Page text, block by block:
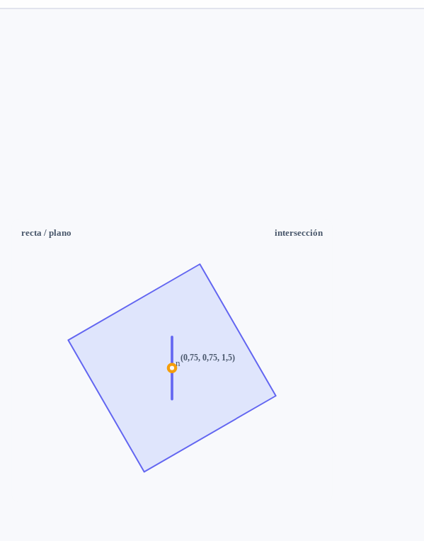
n(0,75, 0,75, 1,5)
recta/ plano intersección